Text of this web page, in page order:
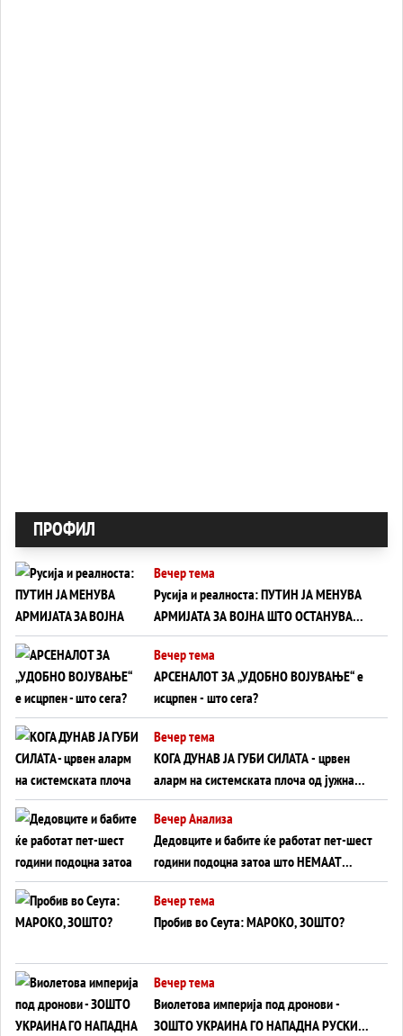
ПРОФИЛ
Вечер тема
Русија и реалноста: ПУТИН ЈА МЕНУВА
АРМИЈАТА ЗА ВОЈНА ШТО ОСТАНУВА
БЕЗ ФРОНТ
Вечер тема
АРСЕНАЛОТ ЗА „УДОБНО ВОЈУВАЊЕ“ е
исцрпен - што сега?
Вечер тема
КОГА ДУНАВ ЈА ГУБИ СИЛАТА - црвен
аларм на системската плоча од јужна
Германија до Црното Море...
Вечер Анализа
Дедовците и бабите ќе работат пет-шест
години подоцна затоа што НЕМААТ
ВНУЦИ ДА ГИ ЗАМЕНАТ
Вечер тема
Пробив во Сеута: МАРОКО, ЗОШТО?
Вечер тема
Виолетова империја под дронови -
ЗОШТО УКРАИНА ГО НАПАДНА РУСКИОТ